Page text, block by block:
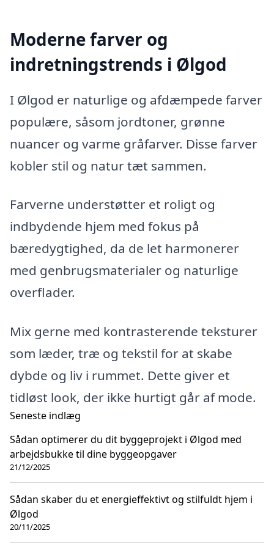
Moderne farver og
indretningstrends i Ølgod
I Ølgod er naturlige og afdæmpede farver
populære, såsom jordtoner, grønne
nuancer og varme gråfarver. Disse farver
kobler stil og natur tæt sammen.
Farverne understøtter et roligt og
indbydende hjem med fokus på
bæredygtighed, da de let harmonerer
med genbrugsmaterialer og naturlige
overflader.
Mix gerne med kontrasterende teksturer
som læder, træ og tekstil for at skabe
dybde og liv i rummet. Dette giver et
tidløst look, der ikke hurtigt går af mode.
Seneste indlæg
Sådan optimerer du dit byggeprojekt i Ølgod med
arbejdsbukke til dine byggeopgaver
21/12/2025
Sådan skaber du et energieffektivt og stilfuldt hjem i
Ølgod
20/11/2025